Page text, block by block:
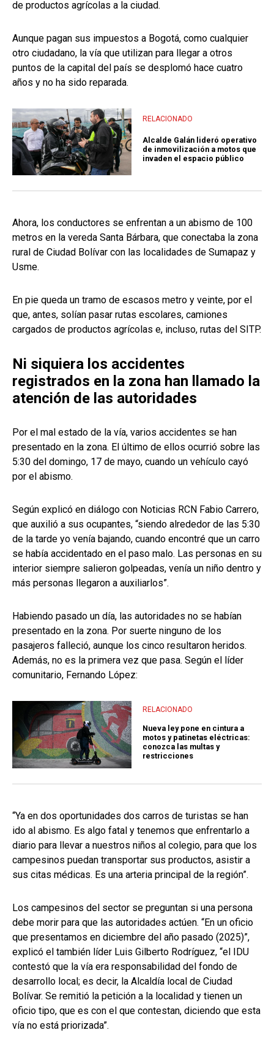
de productos agrícolas a la ciudad.
Aunque pagan sus impuestos a Bogotá, como cualquier
otro ciudadano, la vía que utilizan para llegar a otros
puntos de la capital del país se desplomó hace cuatro
años y no ha sido reparada.
RELACIONADO
Alcalde Galán lideró operativo
de inmovilización a motos que
invaden el espacio público
Ahora, los conductores se enfrentan a un abismo de 100
metros en la vereda Santa Bárbara, que conectaba la zona
rural de Ciudad Bolívar con las localidades de Sumapaz y
Usme.
En pie queda un tramo de escasos metro y veinte, por el
que, antes, solían pasar rutas escolares, camiones
cargados de productos agrícolas e, incluso, rutas del SITP.
Ni siquiera los accidentes
registrados en la zona han llamado la
atención de las autoridades
Por el mal estado de la vía, varios accidentes se han
presentado en la zona. El último de ellos ocurrió sobre las
5:30 del domingo, 17 de mayo, cuando un vehículo cayó
por el abismo.
Según explicó en diálogo con Noticias RCN Fabio Carrero,
que auxilió a sus ocupantes, “siendo alrededor de las 5:30
de la tarde yo venía bajando, cuando encontré que un carro
se había accidentado en el paso malo. Las personas en su
interior siempre salieron golpeadas, venía un niño dentro y
más personas llegaron a auxiliarlos”.
Habiendo pasado un día, las autoridades no se habían
presentado en la zona. Por suerte ninguno de los
pasajeros falleció, aunque los cinco resultaron heridos.
Además, no es la primera vez que pasa. Según el líder
comunitario, Fernando López:
RELACIONADO
Nueva ley pone en cintura a
motos y patinetas eléctricas:
conozca las multas y
restricciones
“Ya en dos oportunidades dos carros de turistas se han
ido al abismo. Es algo fatal y tenemos que enfrentarlo a
diario para llevar a nuestros niños al colegio, para que los
campesinos puedan transportar sus productos, asistir a
sus citas médicas. Es una arteria principal de la región”.
Los campesinos del sector se preguntan si una persona
debe morir para que las autoridades actúen. “En un oficio
que presentamos en diciembre del año pasado (2025)”,
explicó el también líder Luis Gilberto Rodríguez, “el IDU
contestó que la vía era responsabilidad del fondo de
desarrollo local; es decir, la Alcaldía local de Ciudad
Bolívar. Se remitió la petición a la localidad y tienen un
oficio tipo, que es con el que contestan, diciendo que esta
vía no está priorizada”.